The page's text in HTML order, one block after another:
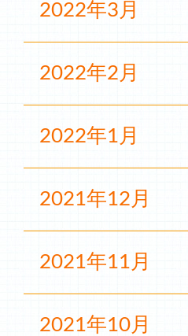
2022年3月
2022年2月
2022年1月
2021年12月
2021年11月
2021年10月